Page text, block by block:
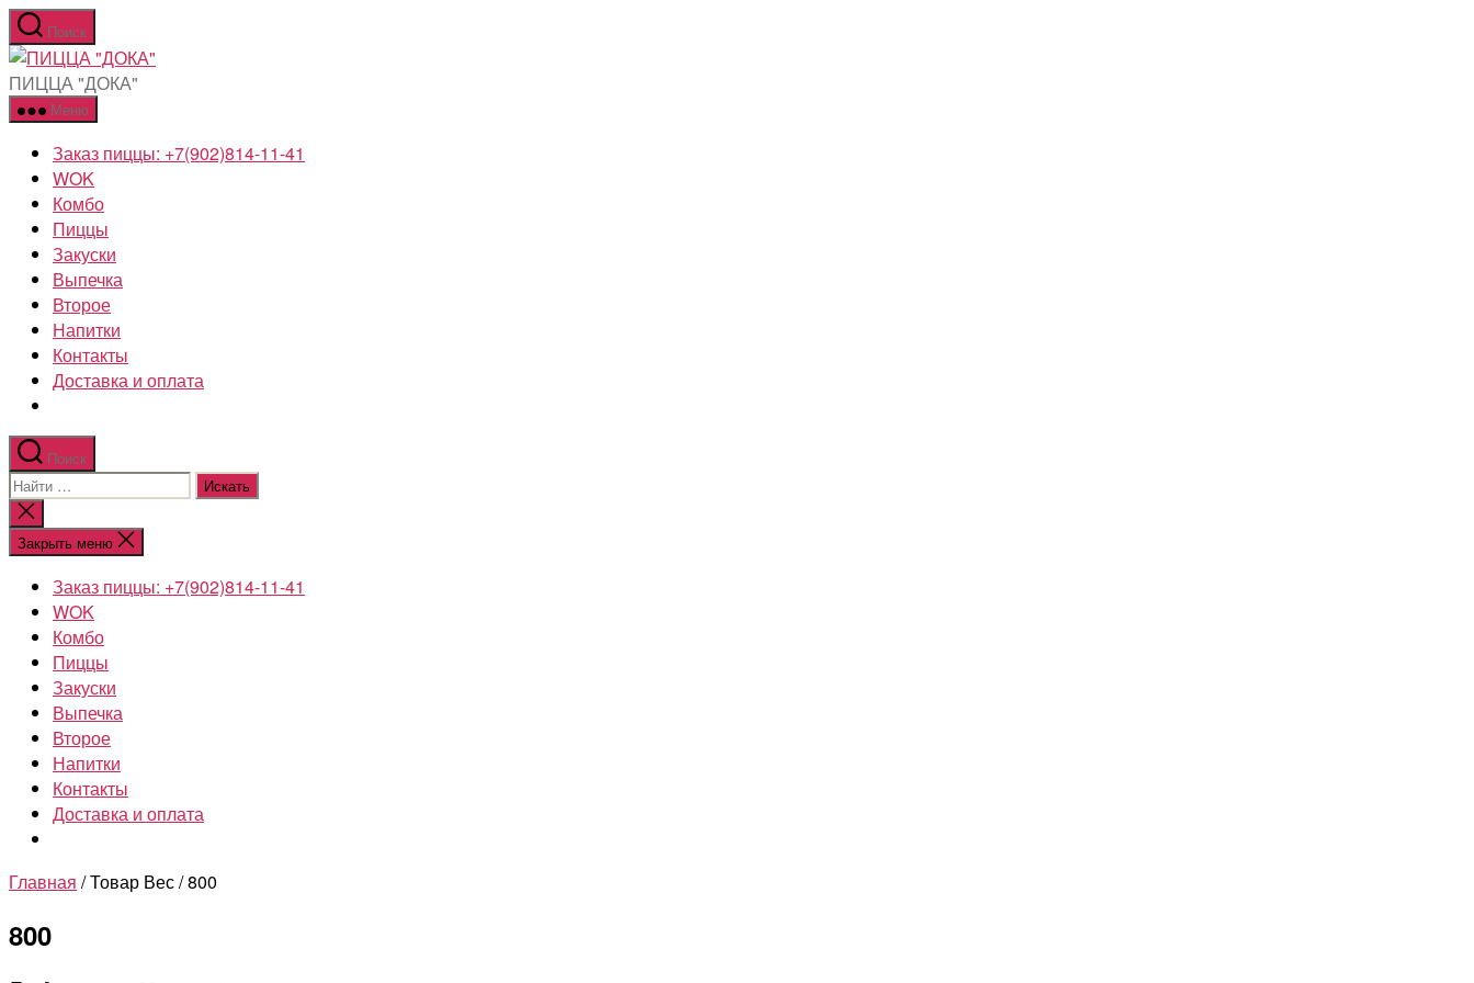
Перейти
к
содержимому
Поиск
ПИЦЦА "ДОКА"
Меню
Заказ пиццы: +7(902)814-11-41
WOK
Комбо
Пиццы
Закуски
Выпечка
Второе
Напитки
Контакты
Доставка и оплата
Поиск
Поиск:
Закрыть
поиск
Закрыть меню
Заказ пиццы: +7(902)814-11-41
WOK
Комбо
Пиццы
Закуски
Выпечка
Второе
Напитки
Контакты
Доставка и оплата
Главная / Товар Вес / 800
800